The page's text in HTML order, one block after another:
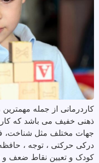
کاردرمانی از جمله
ذهنی خفیف می باشد که
جهات مختلف مثل شناخت،
درکی حرکتی ، توجه ، حافظه
کودک و تعیین نقاط ضعف و